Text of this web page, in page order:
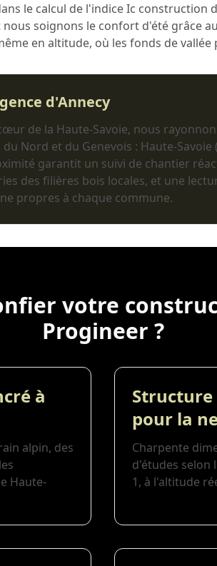
le calcul de l'indice Ic construction
soignons le confort d'été grâce
en altitude, où les fonds de vallée
d'Annecy
de la Haute-Savoie, nous
Nord et du Genevois : Haute-Savoie
garantit un suivi de chantier
des filières bois locales, et une
propres à chaque commune.
votre
Progineer ?
à
alpin, des
Haute-
Structure
pour la
Charpente
d'études selon
1, à l'altitude